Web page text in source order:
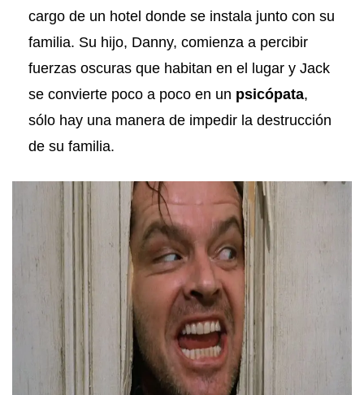
cargo de un hotel donde se instala junto con su
familia. Su hijo, Danny, comienza a percibir
fuerzas oscuras que habitan en el lugar y Jack
se convierte poco a poco en un psicópata,
sólo hay una manera de impedir la destrucción
de su familia.